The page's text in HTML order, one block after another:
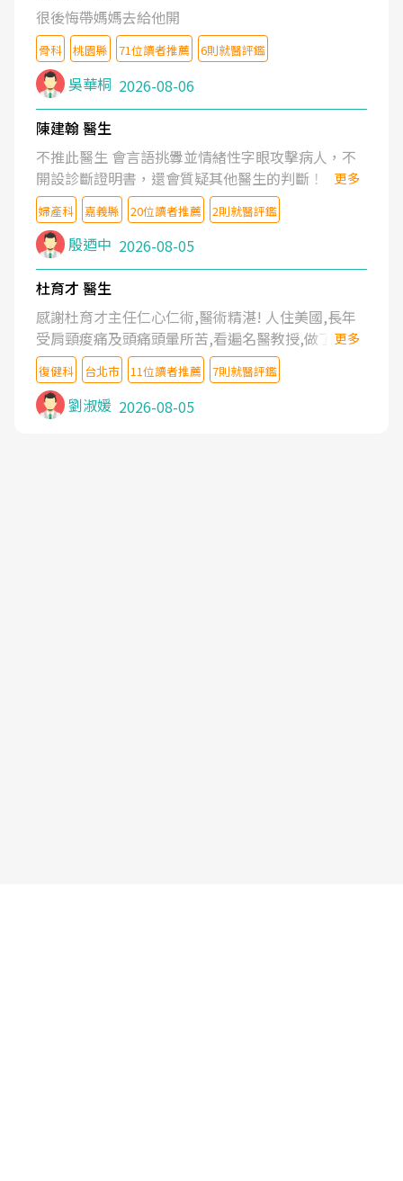
很後悔帶媽媽去給他開
骨科 桃園縣 71位讀者推薦 6則就醫評鑑
吳華桐 2026-08-06
陳建翰 醫生
不推此醫生 會言語挑釁並情緒性字眼攻擊病人，不
開設診斷證明書，還會質疑其他醫生的判斷！
更多
婦產科 嘉義縣 20位讀者推薦 2則就醫評鑑
殷迺中 2026-08-05
杜育才 醫生
感謝杜育才主任仁心仁術,醫術精湛! 人住美國,長年
受肩頸痠痛及頭痛頭暈所苦,看遍名醫教授,做了各種
檢查,也嘗試過西醫打針,中醫針灸及物理徒手治療都
沒有用,後來連吃到嗎啡類止痛藥都效果有限,只是壓
症狀,沒多久就痛起來,多年失眠嚴重影響生活品質.
台灣親友介紹忠孝醫院杜育才主任是頸頭症候群專
更多
復健科 台北市 11位讀者推薦 7則就醫評鑑
劉淑媛 2026-08-05